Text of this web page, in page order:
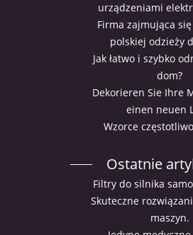
urządzeniami
Firma zajmująca
polskiej odzieży
Jak łatwo i szybko
dom?
Dekorieren Sie Ihre
einen neuen
Wzorce
Ostatnie
Filtry do silnika
Skuteczne
maszyn.